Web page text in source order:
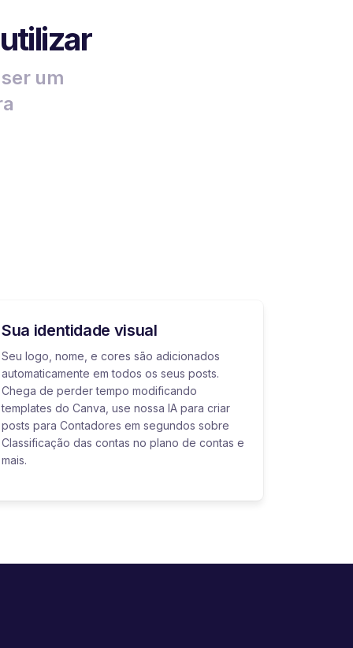
um
Sua identidade visual
Seu logo, nome, e cores são adicionados
automaticamente em todos os seus posts.
Chega de perder tempo modificando
templates do Canva, use nossa IA para criar
posts para Contadores em segundos sobre
Classificação das contas no plano de contas e
mais.